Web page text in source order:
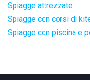
Spiagge attrezzate
Spiagge con corsi di
Spiagge con piscina e